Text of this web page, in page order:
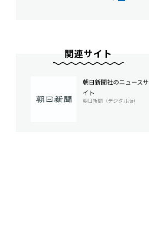
関連サイト
朝日新聞社のニュースサ
イト
朝日新聞（デジタル版）